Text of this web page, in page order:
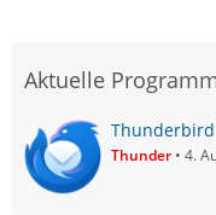
Aktuelle
Thunder 4.